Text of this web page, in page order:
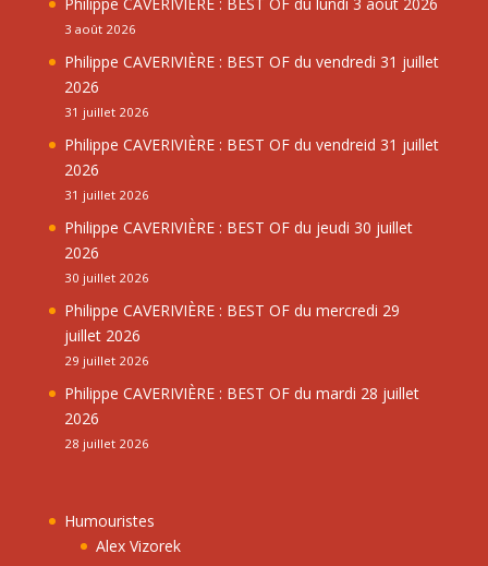
3 août 2026
Philippe CAVERIVIÈRE : BEST OF du vendredi 31 juillet
2026
31 juillet 2026
Philippe CAVERIVIÈRE : BEST OF du vendreid 31 juillet
2026
31 juillet 2026
Philippe CAVERIVIÈRE : BEST OF du jeudi 30 juillet
2026
30 juillet 2026
Philippe CAVERIVIÈRE : BEST OF du mercredi 29
juillet 2026
29 juillet 2026
Philippe CAVERIVIÈRE : BEST OF du mardi 28 juillet
2026
28 juillet 2026
Humouristes
Alex Vizorek